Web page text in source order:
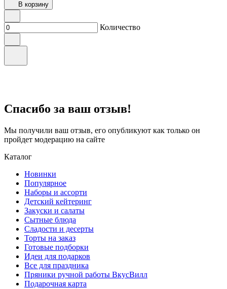
В корзину
Количество
Спасибо за ваш отзыв!
Мы получили ваш отзыв, его опубликуют как только он
пройдет модерацию на сайте
Каталог
Новинки
Популярное
Наборы и ассорти
Детский кейтеринг
Закуски и салаты
Сытные блюда
Сладости и десерты
Торты на заказ
Готовые подборки
Идеи для подарков
Все для праздника
Пряники ручной работы ВкусВилл
Подарочная карта